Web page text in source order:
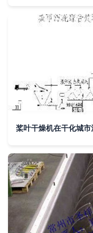
桨叶干燥机在干化城